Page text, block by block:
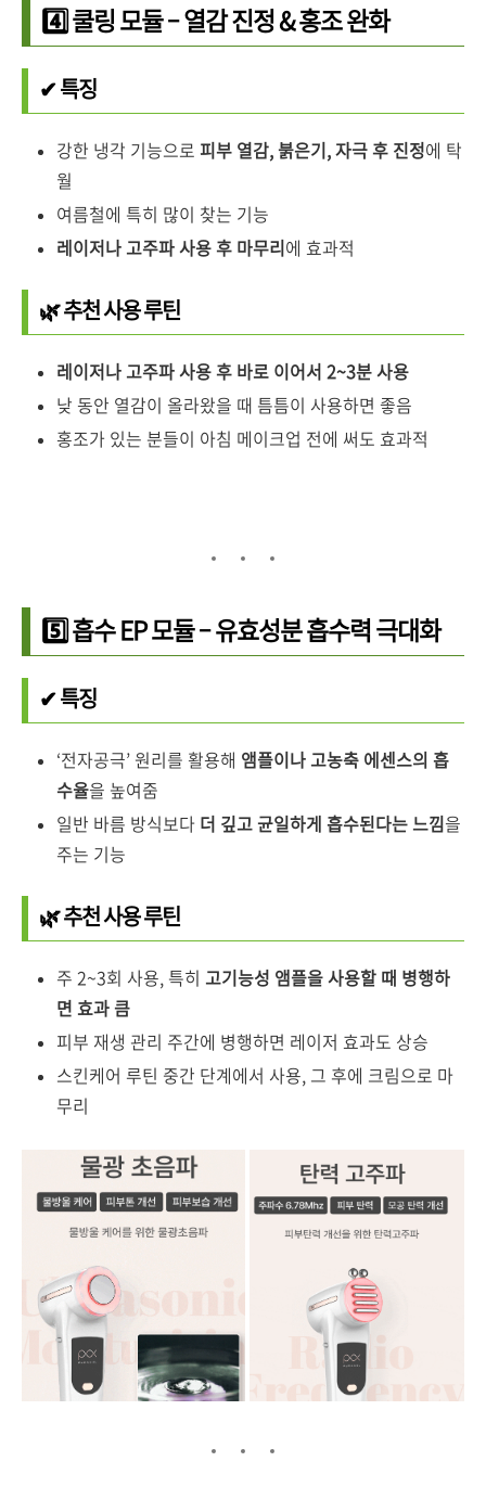
4️⃣ 쿨링 모듈 – 열감 진정 & 홍조 완화
✔ 특징
강한 냉각 기능으로 피부 열감, 붉은기, 자극 후 진정에 탁
월
여름철에 특히 많이 찾는 기능
레이저나 고주파 사용 후 마무리에 효과적
🌿 추천 사용 루틴
레이저나 고주파 사용 후 바로 이어서 2~3분 사용
낮 동안 열감이 올라왔을 때 틈틈이 사용하면 좋음
홍조가 있는 분들이 아침 메이크업 전에 써도 효과적
5️⃣ 흡수 EP 모듈 – 유효성분 흡수력 극대화
✔ 특징
‘전자공극’ 원리를 활용해 앰플이나 고농축 에센스의 흡
수율을 높여줌
일반 바름 방식보다 더 깊고 균일하게 흡수된다는 느낌을
주는 기능
🌿 추천 사용 루틴
주 2~3회 사용, 특히 고기능성 앰플을 사용할 때 병행하
면 효과 큼
피부 재생 관리 주간에 병행하면 레이저 효과도 상승
스킨케어 루틴 중간 단계에서 사용, 그 후에 크림으로 마
무리